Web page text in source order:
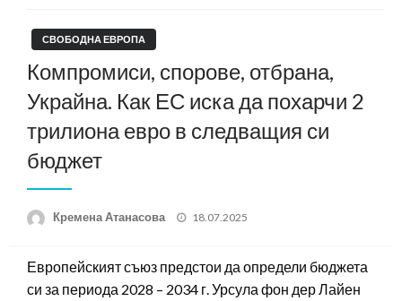
СВОБОДНА ЕВРОПА
Компромиси, спорове, отбрана,
Украйна. Как ЕС иска да похарчи 2
трилиона евро в следващия си
бюджет
Кремена Атанасова
Posted
18.07.2025
Европейският съюз предстои да определи бюджета
си за периода 2028 – 2034 г. Урсула фон дер Лайен